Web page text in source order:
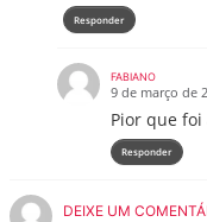
Responder
FABIANO
9 de março de
Pior que
Responder
DEIXE UM